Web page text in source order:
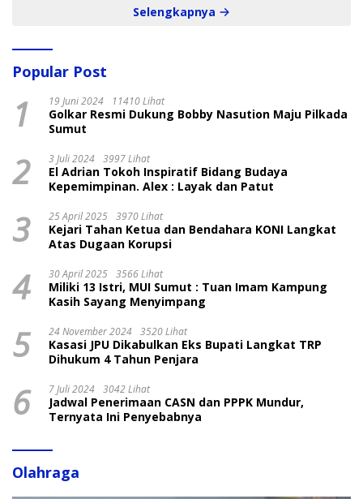
Selengkapnya
Popular Post
1 19 Juni 2024 11410 Lihat
Golkar Resmi Dukung Bobby Nasution Maju Pilkada
Sumut
2 3 Juli 2024 3997 Lihat
El Adrian Tokoh Inspiratif Bidang Budaya
Kepemimpinan. Alex : Layak dan Patut
3 25 April 2025 3970 Lihat
Kejari Tahan Ketua dan Bendahara KONI Langkat
Atas Dugaan Korupsi
4 30 April 2025 3566 Lihat
Miliki 13 Istri, MUI Sumut : Tuan Imam Kampung
Kasih Sayang Menyimpang
5 24 November 2024 3520 Lihat
Kasasi JPU Dikabulkan Eks Bupati Langkat TRP
Dihukum 4 Tahun Penjara
6 7 Juli 2024 3042 Lihat
Jadwal Penerimaan CASN dan PPPK Mundur,
Ternyata Ini Penyebabnya
Olahraga